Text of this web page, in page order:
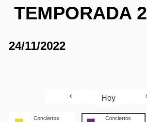
TEMPORADA
24/11/2022
Hoy
Conciertos
Conciertos